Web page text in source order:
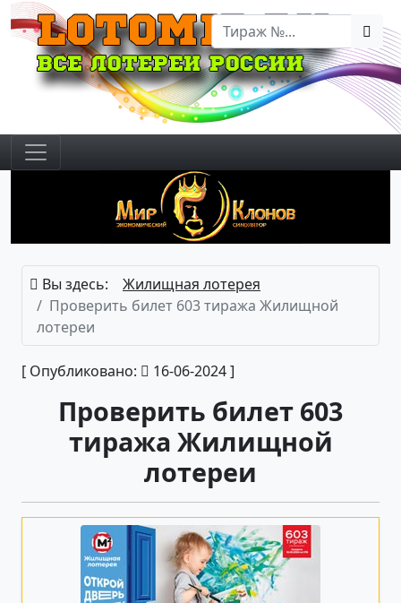
Вы здесь:
Жилищная лотерея
Проверить билет 603 тиража Жилищной
лотереи
[ Опубликовано: 16-06-2024 ]
Проверить билет 603
тиража Жилищной
лотереи